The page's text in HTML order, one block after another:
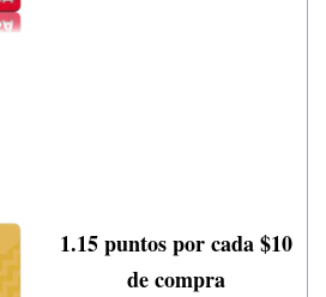
1.15 puntos por cada $10
de compra